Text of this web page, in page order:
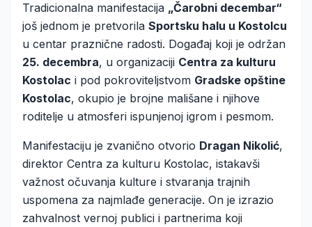
Tradicionalna manifestacija „Čarobni decembar“
još jednom je pretvorila Sportsku halu u Kostolcu
u centar praznične radosti. Događaj koji je održan
25. decembra, u organizaciji Centra za kulturu
Kostolac i pod pokroviteljstvom Gradske opštine
Kostolac, okupio je brojne mališane i njihove
roditelje u atmosferi ispunjenoj igrom i pesmom.
Manifestaciju je zvanično otvorio Dragan Nikolić,
direktor Centra za kulturu Kostolac, istakavši
važnost očuvanja kulture i stvaranja trajnih
uspomena za najmlađe generacije. On je izrazio
zahvalnost vernoj publici i partnerima koji